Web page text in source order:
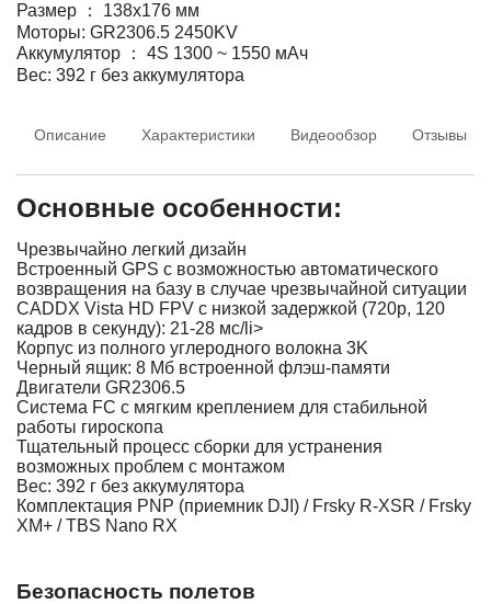
Размер ： 138х176 мм
Моторы: GR2306.5 2450KV
Аккумулятор ： 4S 1300 ~ 1550 мАч
Вес: 392 г без аккумулятора
Описание Характеристики Видеообзор Отзывы
Основные особенности:
Чрезвычайно легкий дизайн
Встроенный GPS с возможностью автоматического
возвращения на базу в случае чрезвычайной ситуации
CADDX Vista HD FPV с низкой задержкой (720p, 120
кадров в секунду): 21-28 мс/li>
Корпус из полного углеродного волокна 3K
Черный ящик: 8 Мб встроенной флэш-памяти
Двигатели GR2306.5
Система FC с мягким креплением для стабильной
работы гироскопа
Тщательный процесс сборки для устранения
возможных проблем с монтажом
Вес: 392 г без аккумулятора
Комплектация PNP (приемник DJI) / Frsky R-XSR / Frsky
XM+ / TBS Nano RX
Безопасность полетов